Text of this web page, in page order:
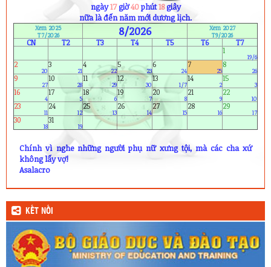
ngày17giờ40phút17giây
nữa là đến năm mới dương lịch.
Xem 2025
T7/2026
8/2026
Xem 2027
T9/2026
CN T2 T3 T4 T5 T6
T7
1
19/6
2
20
3
21
4
22
5
23
6
24
7
25
8
26
9
27
10
28
11
29
12
30
13
1/7
14
2
15
3
16
4
17
5
18
6
19
7
20
8
21
9
22
10
23
11
24
12
25
13
26
14
27
15
28
16
29
17
30
18
31
19
Chính vì nghe những người phụ nữ xưng tội, mà các cha xứ
không lấy vợ!
Asalacro
KẾT NỐI